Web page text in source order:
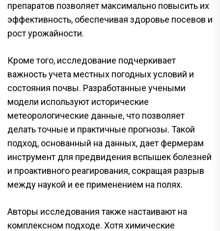
препаратов позволяет максимально повысить их
эффективность, обеспечивая здоровье посевов и
рост урожайности.
Кроме того, исследование подчеркивает
важность учета местных погодных условий и
состояния почвы. Разработанные учеными
модели используют исторические
метеорологические данные, что позволяет
делать точные и практичные прогнозы. Такой
подход, основанный на данных, дает фермерам
инструмент для предвидения вспышек болезней
и проактивного реагирования, сокращая разрыв
между наукой и ее применением на полях.
Авторы исследования также настаивают на
комплексном подходе. Хотя химические